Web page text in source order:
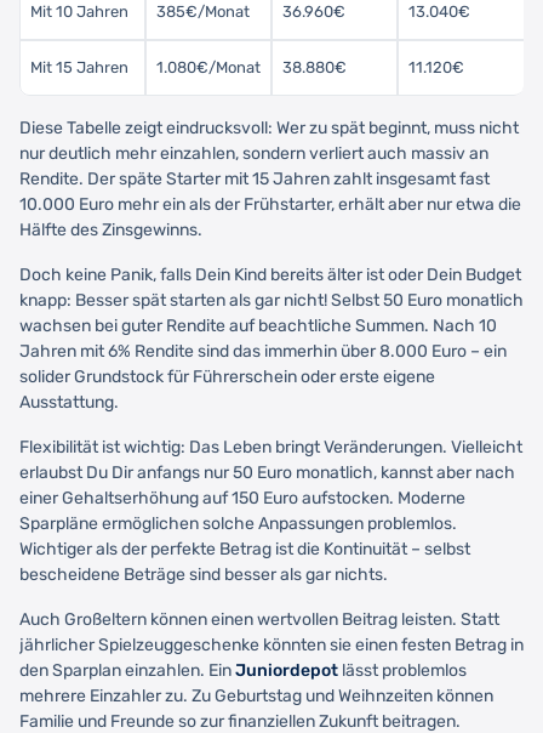
Mit 10 Jahren 385€/Monat 36.960€ 13.040€
Mit 15 Jahren 1.080€/Monat 38.880€ 11.120€
Diese Tabelle zeigt eindrucksvoll: Wer zu spät beginnt, muss nicht
nur deutlich mehr einzahlen, sondern verliert auch massiv an
Rendite. Der späte Starter mit 15 Jahren zahlt insgesamt fast
10.000 Euro mehr ein als der Frühstarter, erhält aber nur etwa die
Hälfte des Zinsgewinns.
Doch keine Panik, falls Dein Kind bereits älter ist oder Dein Budget
knapp: Besser spät starten als gar nicht! Selbst 50 Euro monatlich
wachsen bei guter Rendite auf beachtliche Summen. Nach 10
Jahren mit 6% Rendite sind das immerhin über 8.000 Euro – ein
solider Grundstock für Führerschein oder erste eigene
Ausstattung.
Flexibilität ist wichtig: Das Leben bringt Veränderungen. Vielleicht
erlaubst Du Dir anfangs nur 50 Euro monatlich, kannst aber nach
einer Gehaltserhöhung auf 150 Euro aufstocken. Moderne
Sparpläne ermöglichen solche Anpassungen problemlos.
Wichtiger als der perfekte Betrag ist die Kontinuität – selbst
bescheidene Beträge sind besser als gar nichts.
Auch Großeltern können einen wertvollen Beitrag leisten. Statt
jährlicher Spielzeuggeschenke könnten sie einen festen Betrag in
den Sparplan einzahlen. EinJuniordepot lässt problemlos
mehrere Einzahler zu. Zu Geburtstag und Weihnzeiten können
Familie und Freunde so zur finanziellen Zukunft beitragen.